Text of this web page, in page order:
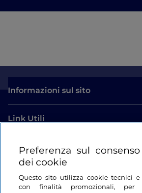
Informazioni sul sito
Link Utili
Login
Restiamo in contatto
Preferenza sul
dei cookie
Questo sito utilizza cookie tecnici
con finalità promozionali, per